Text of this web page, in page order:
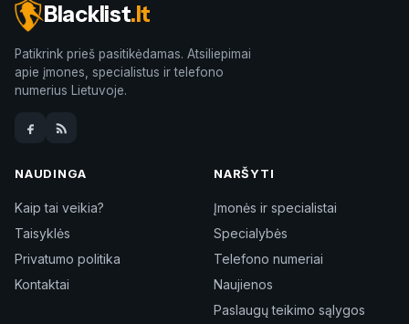
Blacklist.lt
Patikrink prieš pasitikėdamas. Atsiliepimai
apie įmones, specialistus ir telefono
numerius Lietuvoje.
NAUDINGA
Kaip tai veikia?
Taisyklės
Privatumo politika
Kontaktai
NARŠYTI
Įmonės ir specialistai
Specialybės
Telefono numeriai
Naujienos
Paslaugų teikimo sąlygos